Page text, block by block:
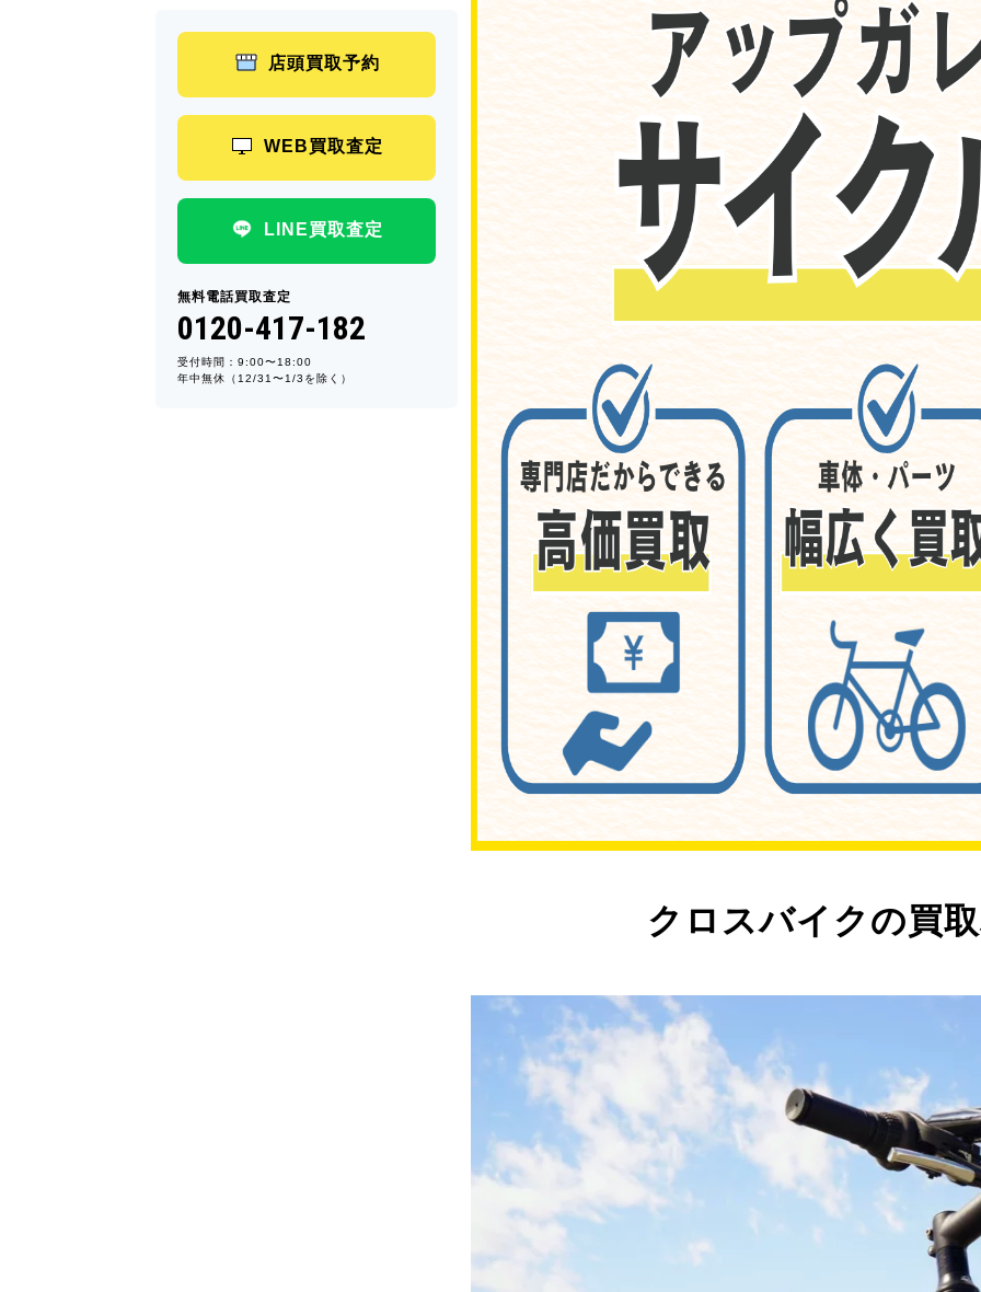
クロスバイクの買
店頭買取予約
WEB買取査定
LINE買取査定
無料電話買取査定
0120-417-182
受付時間：9:00〜18:00
年中無休（12/31〜1/3を除く）